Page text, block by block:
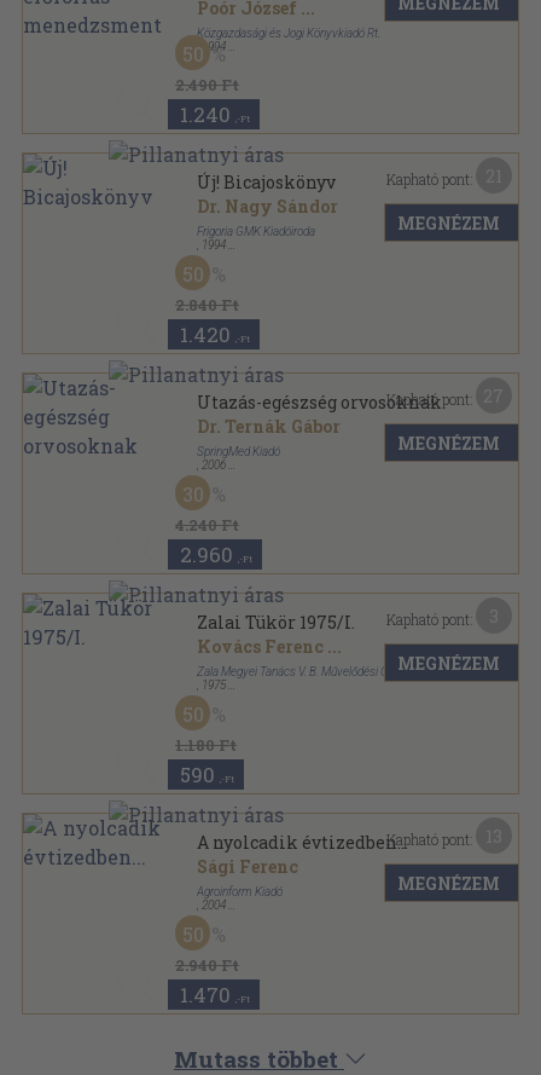
Poór József ...
Közgazdasági és Jogi Könyvkiadó Rt.
, 1994
Ragasztott papírkötés
Közgazdasági és jogi kiadványok sorozat
2.490 Ft
50
1.240 ,-Ft
Új! Bicajoskönyv
Dr. Nagy Sándor
Frigoria GMK Kiadóiroda
1994
Fűzött kemény papírkötés
2.840 Ft
50
1.420 ,-Ft
Kapható pont:
MEGNÉZEM
Utazás-egészség orvosoknak
Dr. Ternák Gábor
SpringMed Kiadó
2006
Ragasztott papírkötés
4.240 Ft
30
2.960 ,-Ft
Kapható pont:
MEGNÉZEM
Zalai Tükör 1975/I.
Kovács Ferenc ...
Zala Megyei Tanács V. B. Művelődési Osztálya
1975
Tűzött kötés
Zalai Tükör sorozat
1.180 Ft
50
590 ,-Ft
Kapható pont:
MEGNÉZEM
A nyolcadik évtizedben...
Sági Ferenc
Agroinform Kiadó
2004
Fűzött kemény papírkötés
2.940 Ft
50
1.470 ,-Ft
Kapható pont:
MEGNÉZEM
Mutass többet